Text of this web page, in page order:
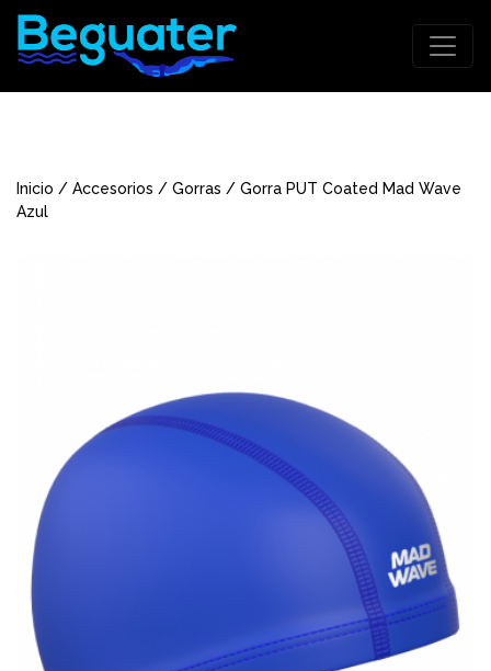
Inicio / Accesorios / Gorras / Gorra PUT Coated Mad Wave
Azul